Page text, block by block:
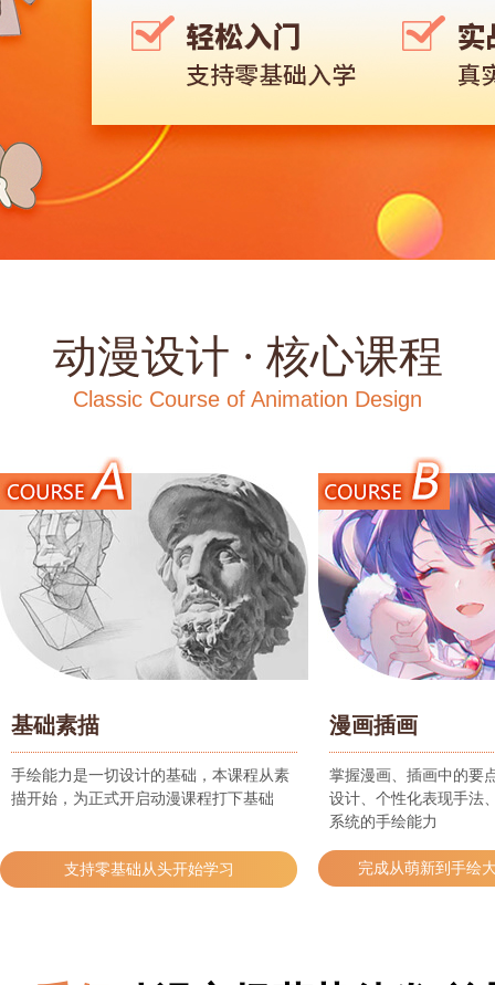
动漫设计 · 核心课程
Classic Course of Animation Design
基础素描
手绘能力是一切设计的基础，本课程从素
描开始，为正式开启动漫课程打下基础
支持零基础从头开始学习
漫画插画
掌握漫画、插画中的要
设计、个性化表现手法
系统的手绘能力
完成从萌新到手绘